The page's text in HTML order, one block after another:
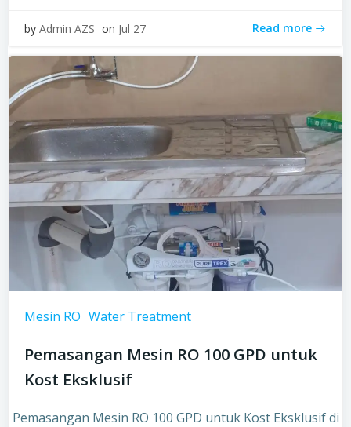
by Admin AZS on Jul 27 Read more
Mesin RO Water Treatment
Pemasangan Mesin RO 100 GPD untuk
Kost Eksklusif
Pemasangan Mesin RO 100 GPD untuk Kost Eksklusif di